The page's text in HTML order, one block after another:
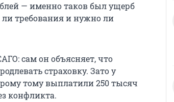
— именно таков был ущерб
требования и нужно ли
сам он объясняет, что
страховку. Зато у
тому выплатили 250 тысяч
конфликта.